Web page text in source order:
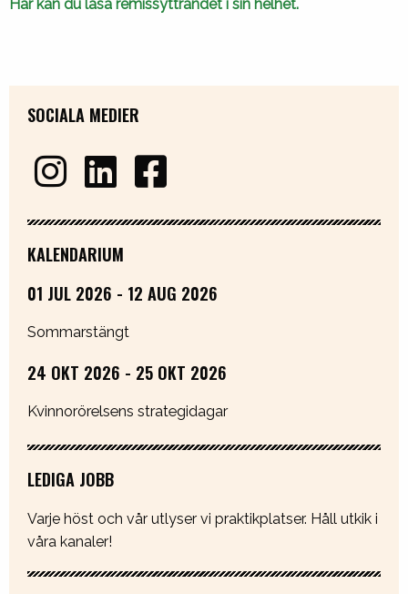
Här kan du läsa remissyttrandet i sin helhet.
SOCIALA MEDIER
KALENDARIUM
01 JUL 2026 - 12 AUG 2026
Sommarstängt
24 OKT 2026 - 25 OKT 2026
Kvinnorörelsens strategidagar
LEDIGA JOBB
Varje höst och vår utlyser vi praktikplatser. Håll utkik i
våra kanaler!